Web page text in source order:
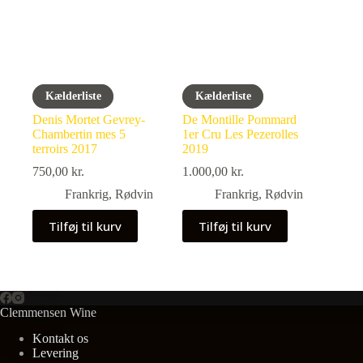
Kælderliste
Denis Mortet Gevrey-
Chambertin mes 5
terroirs 2017
750,00 kr.
Frankrig, Rødvin
Tilføj til kurv
Kælderliste
De Montille Pommard
1er Cru Les Pezerolles
2019
1.000,00 kr.
Frankrig, Rødvin
Tilføj til kurv
Clemmensen Wine
Kontakt os
Levering